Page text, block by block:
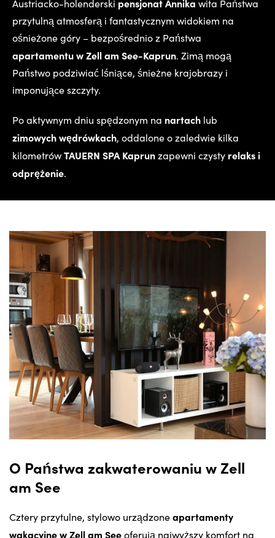
Austriacko-holenderski pensjonat Annika wita Państwa
przytulną atmosferą i fantastycznym widokiem na
ośnieżone góry – bezpośrednio z Państwa
apartamentu w Zell am See-Kaprun. Zimą mogą
Państwo podziwiać lśniące, śnieżne krajobrazy i
imponujące szczyty.
Po aktywnym dniu spędzonym na nartach lub
zimowych wędrówkach, oddalone o zaledwie kilka
kilometrówTAUERN SPA Kaprunzapewni czysty relaks i
odprężenie.
O Państwa zakwaterowaniu w Zell
am See
Cztery przytulne, stylowo urządzoneapartamenty
wakacyjne w Zell am Seeoferują najwyższy komfort na